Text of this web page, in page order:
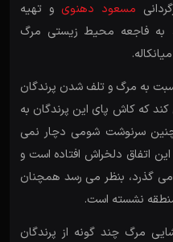
مسعود دهنوی و تهیه
به فاجعه محیط زیستی مرگ
به مرگ و تلف شدن پرندگان
کند که کاش پای این پرندگان به
چنین سرنوشت شومی دچار نمی
اتفاق دلخراش افتاده است و
می گذرد، بنظر می رسد همچنان
منطقه نشسته است.
مرگ چند گونه از پرندگان